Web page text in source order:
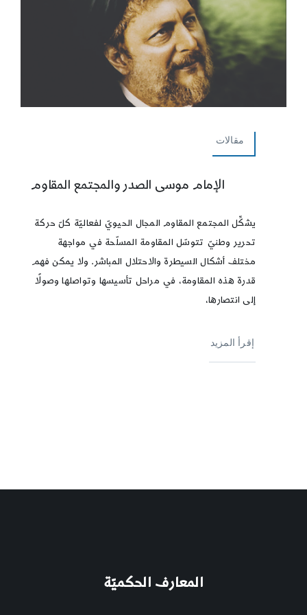
مقالات
الإمام موسى الصدر والمجتمع المقاوم
يشكِّل المجتمع المقاوم المجال الحيويّ لفعاليّة كلّ حركة
تحرير وطنيّ تتوسّل المقاومة المسلّحة في مواجهة
مختلف أشكال السيطرة والاحتلال المباشر. ولا يمكن فهم
قدرة هذه المقاومة، في مراحل تأسيسها وتواصلها وصولًا
إلى انتصارها،
إقرأ المزيد
المعارف الحكميّة